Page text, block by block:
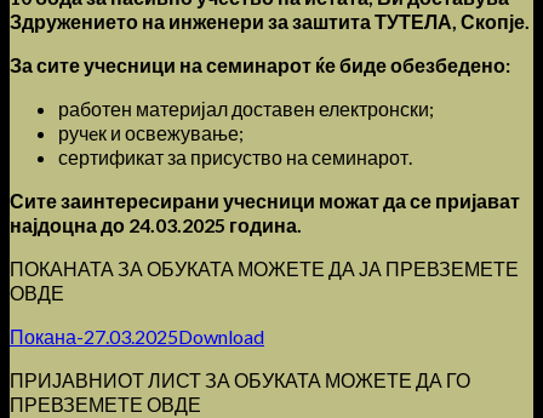
Здружението на инженери за заштита ТУТЕЛА, Скопје.
За сите учесници на семинарот ќе биде обезбедено:
работен материјал доставен електронски;
ручeк и освежување;
сертификат за присуство на семинарот.
Сите заинтересирани учесници можат да се пријават
најдоцна до 24.03.2025 година.
ПОКАНАТА ЗА ОБУКАТА МОЖЕТЕ ДА ЈА ПРЕВЗЕМЕТЕ
ОВДЕ
Покана-27.03.2025Download
ПРИЈАВНИОТ ЛИСТ ЗА ОБУКАТА МОЖЕТЕ ДА ГО
ПРЕВЗЕМЕТЕ ОВДЕ